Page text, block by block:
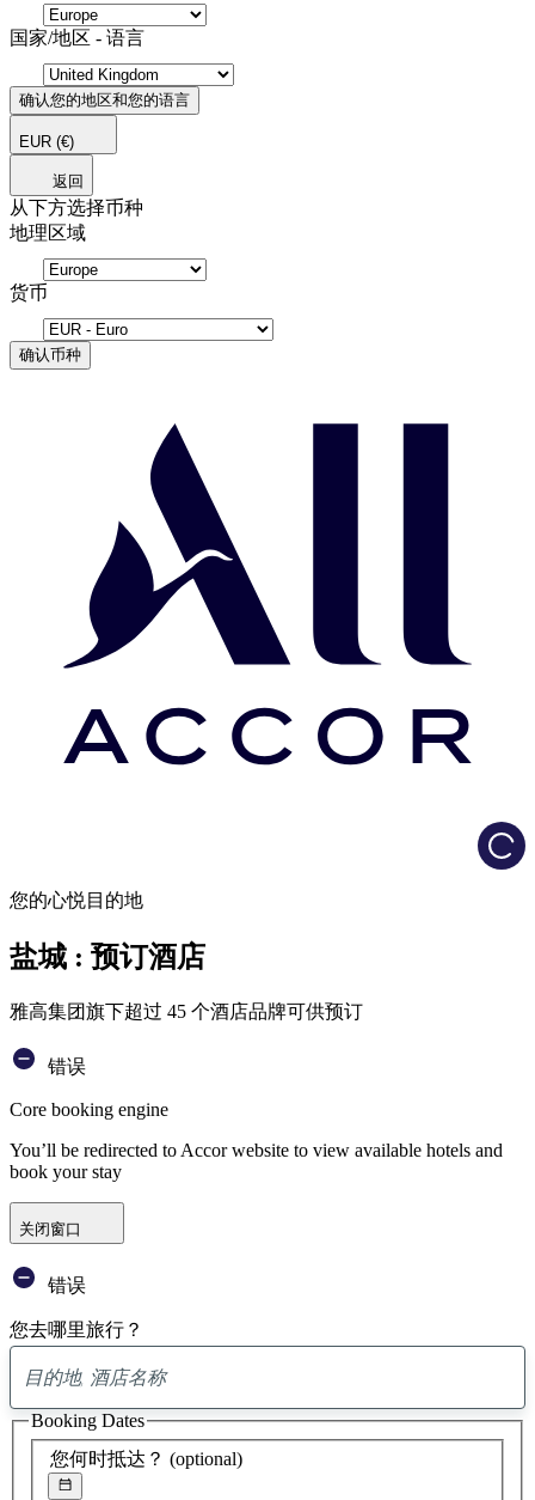
国家/地区 - 语言
确认您的地区和您的语言
EUR (€)
返回
从下方选择币种
地理区域
货币
确认币种
您的心悦目的地
盐城 : 预订酒店
雅高集团旗下超过 45 个酒店品牌可供预订
错误
Core booking engine
You’ll be redirected to Accor website to view available hotels and
book your stay
关闭窗口
错误
您去哪里旅行？
找
到
您何时抵达？ (optional)
Booking Dates